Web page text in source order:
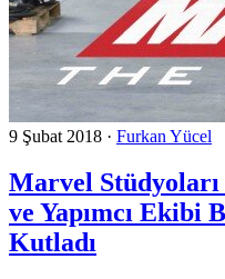
9 Şubat 2018 · Furkan Yücel
Marvel Stüdyoları
ve Yapımcı
Kutladı